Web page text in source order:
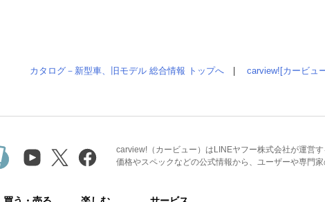
カタログ－新型車、旧モデル 総合情報 トップへ carview![カービュ
carview!（カービュー）はLINEヤフー株式会社が運営
価格やスペックなどの公式情報から、ユーザーや専門